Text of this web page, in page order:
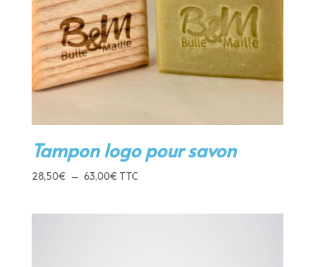
Tampon logo pour savon
28,50€ – 63,00€Plage
TTC